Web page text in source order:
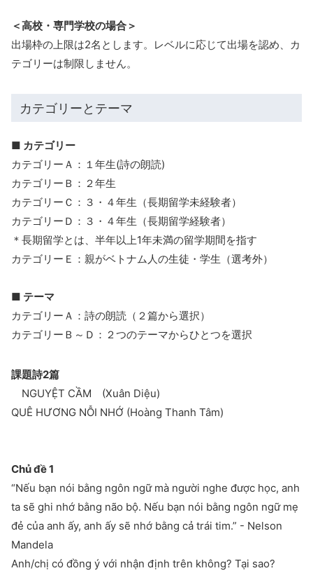
＜高校・専門学校の場合＞
出場枠の上限は2名とします。レベルに応じて出場を認め、カ
テゴリーは制限しません。
カテゴリーとテーマ
■ カテゴリー
カテゴリーＡ：１年生(詩の朗読)
カテゴリーＢ：２年生
カテゴリーＣ：３・４年生（長期留学未経験者）
カテゴリーＤ：３・４年生（長期留学経験者）
＊長期留学とは、半年以上1年未満の留学期間を指す
カテゴリーＥ：親がベトナム人の生徒・学生（選考外）
■ テーマ
カテゴリーＡ：詩の朗読（２篇から選択）
カテゴリーＢ～Ｄ：２つのテーマからひとつを選択
課題詩2篇
NGUYỆT CẦM (Xuân Diệu)
QUÊ HƯƠNG NỖI NHỚ (Hoàng Thanh Tâm)
Chủ đề 1
“Nếu bạn nói bằng ngôn ngữ mà người nghe được học, anh
ta sẽ ghi nhớ bằng não bộ. Nếu bạn nói bằng ngôn ngữ mẹ
đẻ của anh ấy, anh ấy sẽ nhớ bằng cả trái tim.” - Nelson
Mandela
Anh/chị có đồng ý với nhận định trên không? Tại sao?